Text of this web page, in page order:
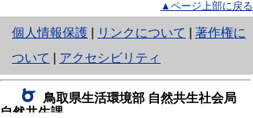
▲ページ上部に戻る
個人情報保護
と
り
ネ
ッ
リンクについて
著作権に
ついて
アクセシビリティ
鳥取県生活環境部 自然共生社会局
自然共生課